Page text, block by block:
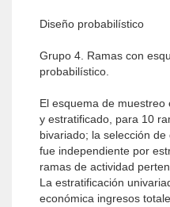
Diseño probabilístico
Grupo 4. Ramas con
probabilístico.
El esquema de
y estratificado, para 10
bivariado; la selección
fue independiente por
ramas de actividad
La estratificación
económica ingresos